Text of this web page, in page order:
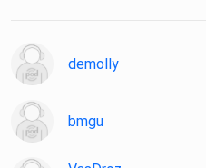
demolly
bmgu